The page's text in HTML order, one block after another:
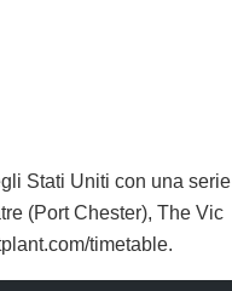
Stati Uniti con una serie
(Port Chester), The Vic
timetable.